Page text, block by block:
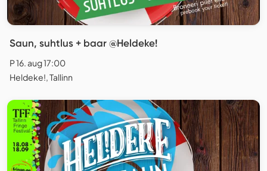
Saun, suhtlus + baar @Heldeke!
P 16. aug 17:00
Heldeke!, Tallinn